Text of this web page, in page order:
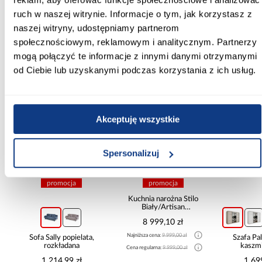
ruch w naszej witrynie. Informacje o tym, jak korzystasz z
naszej witryny, udostępniamy partnerom
społecznościowym, reklamowym i analitycznym. Partnerzy
mogą połączyć te informacje z innymi danymi otrzymanymi
od Ciebie lub uzyskanymi podczas korzystania z ich usług.
Akceptuję wszystkie
Spersonalizuj
Zobacz więcej >
Inni Klienci sprawdzali również
promocja
Sofa Sally popielata,
rozkładana
promocja
Kuchnia narożna Stilo
Biały/Artisan
8 999,10 zł
Najniższa cena:9 999,00 zł
Cena regularna:9 999,00 zł
Szafa